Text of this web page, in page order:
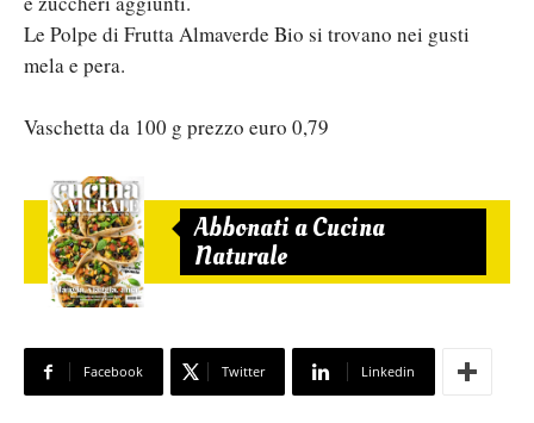
Le Polpe di Frutta Almaverde Bio si trovano nei gusti
mela e pera.
Vaschetta da 100 g prezzo euro 0,79
Abbonati a Cucina
Naturale
Facebook Twitter Linkedin